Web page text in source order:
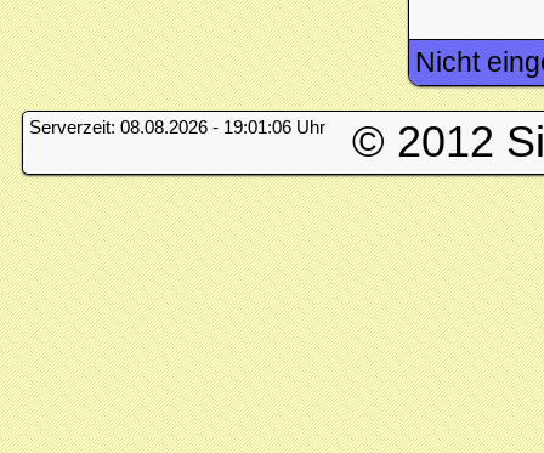
Nicht
Serverzeit: 08.08.2026 - 19:01:06 Uhr © 2012